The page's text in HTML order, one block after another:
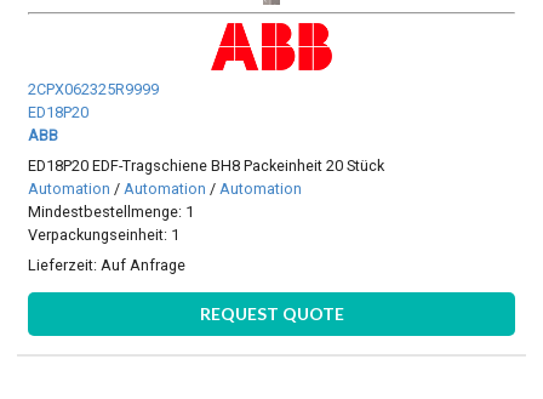
2CPX062325R9999
ED18P20
ABB
ED18P20 EDF-Tragschiene BH8 Packeinheit 20 Stück
Automation /Automation /Automation
Mindestbestellmenge: 1
Verpackungseinheit: 1
Lieferzeit:Auf Anfrage
REQUEST QUOTE